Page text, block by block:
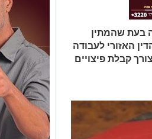
בעת שהמתין
האזורי לעבודה
קבלת פיצויים